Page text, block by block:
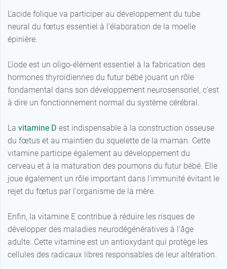
L'acide folique va participer au développement du tube
neural du fœtus essentiel à l'élaboration de la moelle
épinière.
L'iode est un oligo-élément essentiel à la fabrication des
hormones thyroïdiennes du futur bébé jouant un rôle
fondamental dans son développement neurosensoriel, c'est
à dire un fonctionnement normal du système cérébral.
La vitamine D est indispensable à la construction osseuse
du fœtus et au maintien du squelette de la maman. Cette
vitamine participe également au développement du
cerveau et à la maturation des poumons du futur bébé. Elle
joue également un rôle important dans l'immunité évitant le
rejet du fœtus par l'organisme de la mère.
Enfin, la vitamine E contribue à réduire les risques de
développer des maladies neurodégénératives à l'âge
adulte. Cette vitamine est un antioxydant qui protège les
cellules des radicaux libres responsables de leur altération.